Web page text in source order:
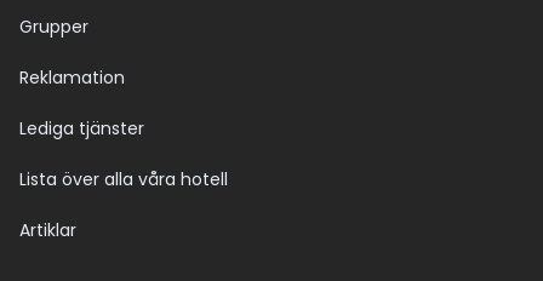
Grupper
Reklamation
Lediga tjänster
Lista över alla våra hotell
Artiklar